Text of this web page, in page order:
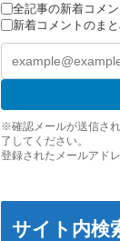
全記事の新着コメ
新着コメントのま
※確認メールが送信さ
了してください。
登録されたメールアド
サイト内検